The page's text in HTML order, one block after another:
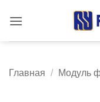
Главная / Модуль